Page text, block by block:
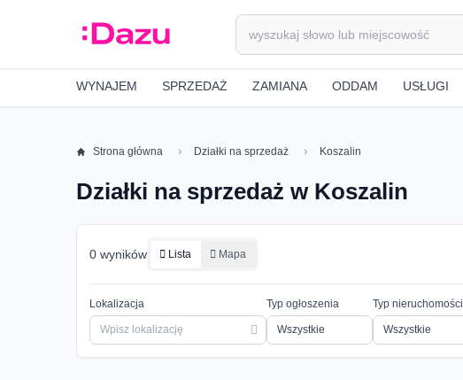
WYNAJEM SPRZEDAŻ ZAMIANA ODDAM USŁUGI
Strona główna Działki na sprzedaż Koszalin
Działki na sprzedaż w Koszalin
0 wyników Lista Mapa
Lokalizacja Typ ogłoszenia Typ nieruchomości
Wszystkie